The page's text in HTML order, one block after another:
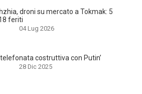
droni su mercato a Tokmak: 5
feriti
04 Lug 2026
costruttiva con Putin’
28 Dic 2025